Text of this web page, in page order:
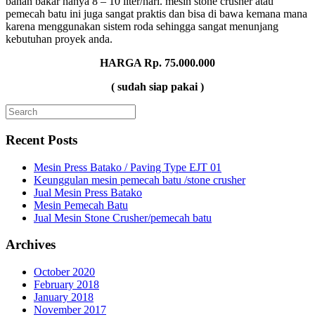
pemecah batu ini juga sangat praktis dan bisa di bawa kemana mana
karena menggunakan sistem roda sehingga sangat menunjang
kebutuhan proyek anda.
HARGA Rp. 75.000.000
( sudah siap pakai )
Recent Posts
Mesin Press Batako / Paving Type EJT 01
Keunggulan mesin pemecah batu /stone crusher
Jual Mesin Press Batako
Mesin Pemecah Batu
Jual Mesin Stone Crusher/pemecah batu
Archives
October 2020
February 2018
January 2018
November 2017